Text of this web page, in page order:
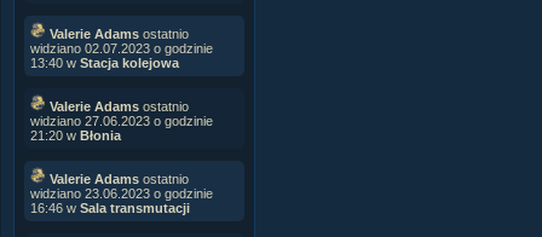
Valerie Adams ostatnio
widziano 02.07.2023 o godzinie
13:40 w Stacja kolejowa
Valerie Adams ostatnio
widziano 27.06.2023 o godzinie
21:20 w Błonia
Valerie Adams ostatnio
widziano 23.06.2023 o godzinie
16:46 w Sala transmutacji